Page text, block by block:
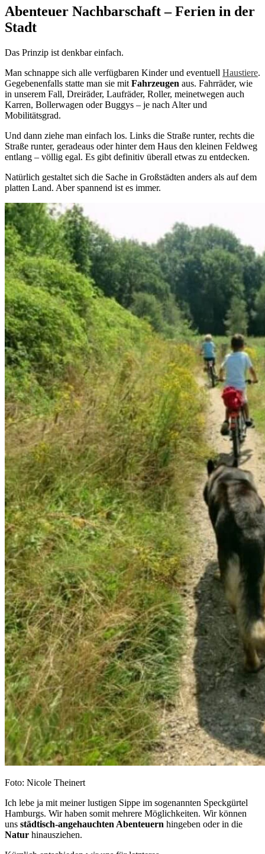
Abenteuer Nachbarschaft – Ferien in der
Stadt
Das Prinzip ist denkbar einfach.
Man schnappe sich alle verfügbaren Kinder und eventuell Haustiere.
Gegebenenfalls statte man sie mit Fahrzeugen aus. Fahrräder, wie
in unserem Fall, Dreiräder, Laufräder, Roller, meinetwegen auch
Karren, Bollerwagen oder Buggys – je nach Alter und
Mobilitätsgrad.
Und dann ziehe man einfach los. Links die Straße runter, rechts die
Straße runter, geradeaus oder hinter dem Haus den kleinen Feldweg
entlang – völlig egal. Es gibt definitiv überall etwas zu entdecken.
Natürlich gestaltet sich die Sache in Großstädten anders als auf dem
platten Land. Aber spannend ist es immer.
Foto: Nicole Theinert
Ich lebe ja mit meiner lustigen Sippe im sogenannten Speckgürtel
Hamburgs. Wir haben somit mehrere Möglichkeiten. Wir können
uns städtisch-angehauchten Abenteuern hingeben oder in die
Natur hinausziehen.